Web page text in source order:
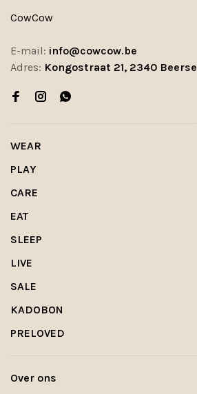
CowCow
E-mail: info@cowcow.be
Adres: Kongostraat 21, 2340 Beerse
WEAR
PLAY
CARE
EAT
SLEEP
LIVE
SALE
KADOBON
PRELOVED
Over ons